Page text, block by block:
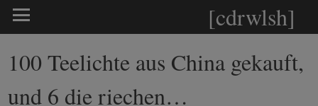
[cdrwlsh]
100 Teelichte aus China gekauft,
und 6 die riechen…